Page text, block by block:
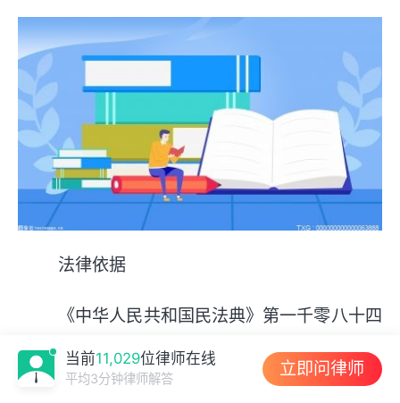
法律依据
《中华人民共和国民法典》第一千零八十四
条
当前11,029位律师在线
平均3分钟律师解答 立即问律师